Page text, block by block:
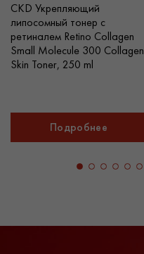
CKD Укрепляющий
липосомный тонер с
ретиналем Retino Collagen
Small Molecule 300 Collagen
Skin Toner, 250 ml
Подробнее